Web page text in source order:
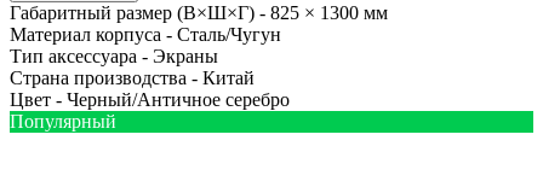
Габаритный размер (В×Ш×Г) - 825 × 1300 мм
Материал корпуса - Сталь/Чугун
Тип аксессуара - Экраны
Страна производства - Китай
Цвет - Черный/Античное серебро
Популярный